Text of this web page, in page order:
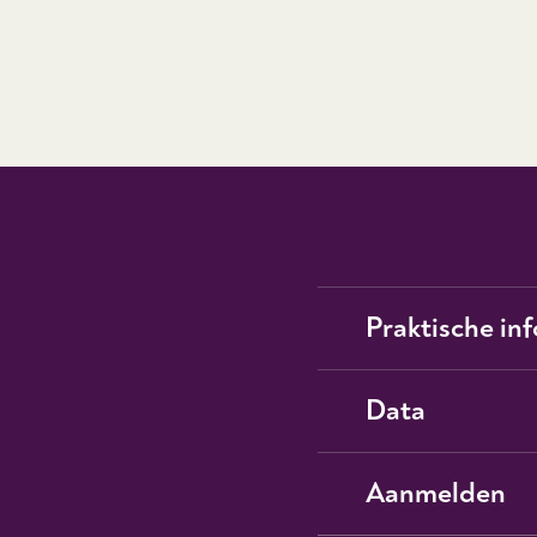
Praktische
Data
Aanmelden